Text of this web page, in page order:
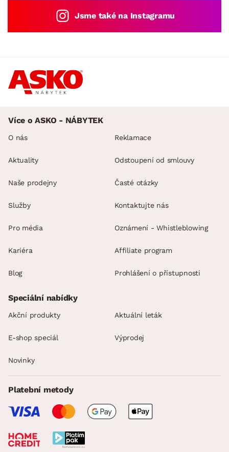
Jsme také na Instagramu
Více o ASKO - NÁBYTEK
O nás
Aktuality
Naše prodejny
Služby
Pro média
Kariéra
Blog
Reklamace
Odstoupení od smlouvy
Časté otázky
Kontaktujte nás
Oznámení - Whistleblowing
Affiliate program
Prohlášení o přístupnosti
Speciální nabídky
Akční produkty Aktuální leták
E-shop speciál Výprodej
Novinky
Platební metody